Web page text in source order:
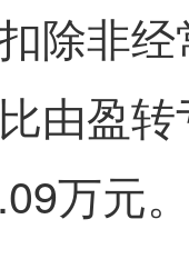
除非
由盈
万元。